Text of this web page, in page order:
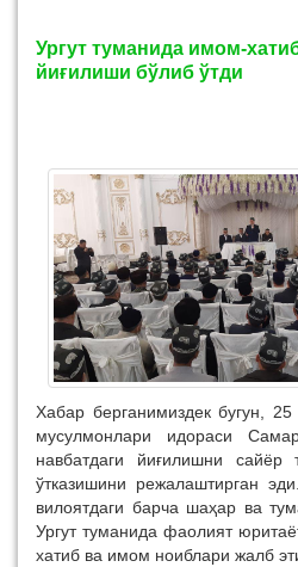
Ургут туманида имом-
йиғилиши бўлиб ўтди
Хабар берганимиздек бугун,
мусулмонлари идораси
навбатдаги йиғилишни сайёр
ўтказишини режалаштирган
вилоятдаги барча шаҳар ва
Ургут туманида фаолият
хатиб ва имом ноиблари жалб